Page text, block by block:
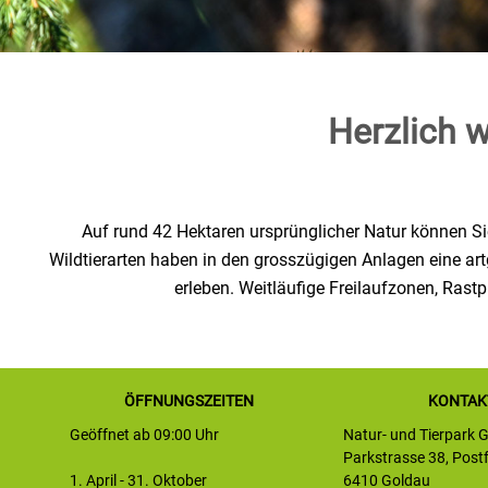
Herzlich
Auf rund 42 Hektaren ursprünglicher Natur können
Wildtierarten haben in den grosszügigen Anlagen eine
erleben. Weitläufige Freilaufzonen,
ÖFFNUNGSZEITEN
Geöffnet ab 09:00 Uhr
1. April - 31. Oktober
Natur- und Tierpark
Parkstrasse 38,
6410 Goldau